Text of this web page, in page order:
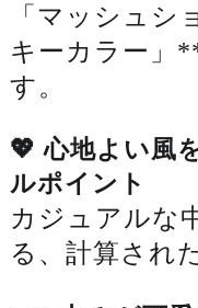
「マッシュシ
キーカラー」
す。
💖 心地よい風
ルポイント
カジュアルな
る、計算され